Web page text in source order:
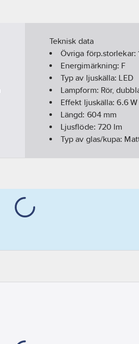
Teknisk data
Övriga förp.storlekar:
Energimärkning: F
Typ av ljuskälla: LED
Lampform: Rör,
Effekt ljuskälla:6.6W
Längd: 604mm
Ljusflöde: 720 lm
Typ av glas/kupa:
Dimningsbar:Nej